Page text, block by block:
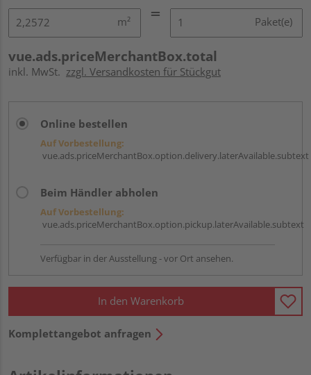
m² Paket(e)
vue.ads.priceMerchantBox.total
inkl. MwSt. zzgl. Versandkosten für Stückgut
Online bestellen
Auf Vorbestellung:
vue.ads.priceMerchantBox.option.delivery.laterAvailable.subtext
Beim Händler abholen
Auf Vorbestellung:
vue.ads.priceMerchantBox.option.pickup.laterAvailable.subtext
Verfügbar in der Ausstellung - vor Ort ansehen.
In den Warenkorb
Komplettangebot anfragen